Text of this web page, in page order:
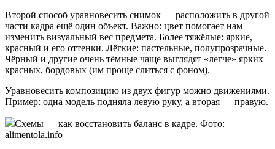
Второй способ уравновесить снимок — расположить в другой
части кадра ещё один объект. Важно: цвет помогает нам
изменить визуальный вес предмета. Более тяжёлые: яркие,
красный и его оттенки. Лёгкие: пастельные, полупрозрачные.
Чёрный и другие очень тёмные чаще выглядят «легче» ярких
красных, бордовых (им проще слиться с фоном).
Уравновесить композицию из двух фигур можно движениями.
Пример: одна модель подняла левую руку, а вторая — правую.
Схемы — как восстановить баланс в кадре. Фото:
alimentola.info